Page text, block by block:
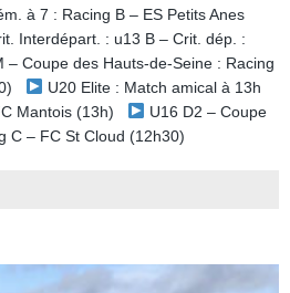
à 7 : Racing B – ES Petits Anes
Interdépart. : u13 B – Crit. dép. :
– Coupe des Hauts-de-Seine : Racing
U20 Elite : Match amical à 13h
Mantois (13h)
U16 D2 – Coupe
C – FC St Cloud (12h30)